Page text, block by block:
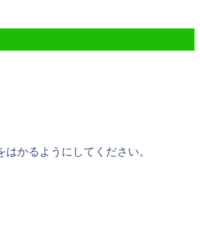
かるようにしてください。